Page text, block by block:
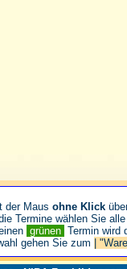
der Maus ohne Klick
Termine wählen Sie
grünen Termin wird
gehen Sie zum
|